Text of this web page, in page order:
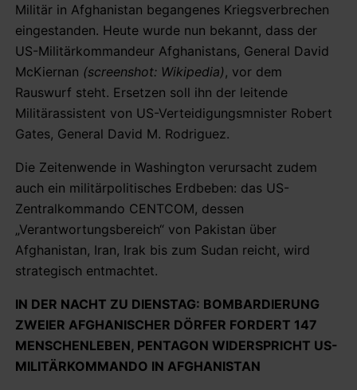
Militär in Afghanistan begangenes Kriegsverbrechen
eingestanden. Heute wurde nun bekannt, dass der
US-Militärkommandeur Afghanistans, General David
McKiernan (screenshot: Wikipedia) , vor dem
Rauswurf steht. Ersetzen soll ihn der leitende
Militärassistent von US-Verteidigungsmnister Robert
Gates, General David M. Rodriguez.
Die Zeitenwende in Washington verursacht zudem
auch ein militärpolitisches Erdbeben: das US-
Zentralkommando CENTCOM, dessen
„Verantwortungsbereich“ von Pakistan über
Afghanistan, Iran, Irak bis zum Sudan reicht, wird
strategisch entmachtet.
IN DER NACHT ZU DIENSTAG: BOMBARDIERUNG
ZWEIER AFGHANISCHER DÖRFER FORDERT 147
MENSCHENLEBEN, PENTAGON WIDERSPRICHT US-
MILITÄRKOMMANDO IN AFGHANISTAN